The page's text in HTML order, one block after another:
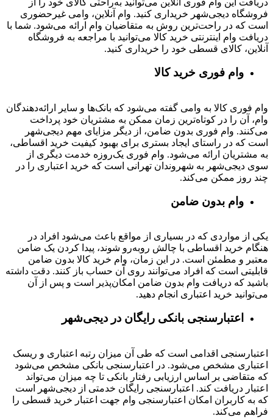
دریافت این وام فوری آنلاین می‌توانید به‌راحتی کالای خود را از
فروشگاه دیجی‌شهر خریداری کنید. وام آنلاین، وامی غیرحضوری
است که در راحت‌ترین روش به متقاضیان وام ارائه می‌شود. شما با
دریافت وام اینترنتی خرید کالا می‌توانید با مراجعه به فروشگاه
آنلاین، کالای قسطی خود را خریداری کنید.
وام فوری خرید کالا
وام فوری کالا به وامی گفته می‌شود که بانک‌ها و سایر ارائه‌دهندگان
وام، آن را در کوتاه‌ترین زمان ممکن به مشتریان خود پرداخت
می‌کنند. وام فوری بدون ضامن، از دیگر مزایای مهم دیجی‌شهر
است که در راستای ایجاد بستری برای بهبود کیفیت خرید اقساطی،
به مشتریان ارائه می‌شود. وام فوری یک‌روزه خدمت دیگری از
سوی دیجی‌شهر به شهروندان تهرانی است که خرید اعتباری را در
چند روز ممکن می‌کند.
وام بدون ضامن
یکی از مواردی که در بسیاری از مواقع باعث می‌شود افراد در
هنگام خرید اقساطی با چالش روبه‌رو شوند، پیدا کردن یک ضامن
معتبر و مطمئن است. در این زمان، وام خرید کالا بدون ضامن
قابلیتی است که افراد می‌توانند روی آن حساب باز کنند. دقت داشته
باشید که دریافت وام بدون ضامن امکان‌پذیر است و پس از آن
می‌توانید خرید اعتباری انجام دهید.
اعتبارسنجی بانکی رایگان در دیجی‌شهر
اعتبارسنجی اقدامی است که طی آن میزان رتبه اعتباری و ریسک
اعتباری مشخص می‌شود. در اعتبارسنجی بانکی مشخص می‌شود
که متقاضی بر اساس ارزیابی رفتار بانکی تا چه میزان می‌تواند
اعتبار دریافت کند. اعتبارسنجی رایگان خدمتی از دیجی‌شهر است
که به کاربران امکان اعتبارسنجی وام جهت اعتبار خرید قسطی را
فراهم می‌کند.